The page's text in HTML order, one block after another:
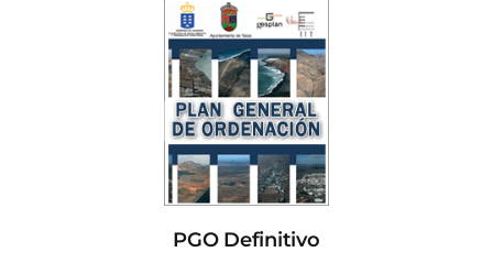
PGO Definitivo